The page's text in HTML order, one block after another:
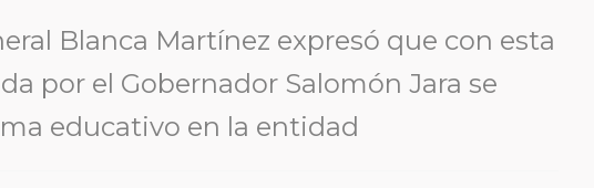
Blanca Martínez expresó que con esta
por el Gobernador Salomón Jara se
educativo en la entidad